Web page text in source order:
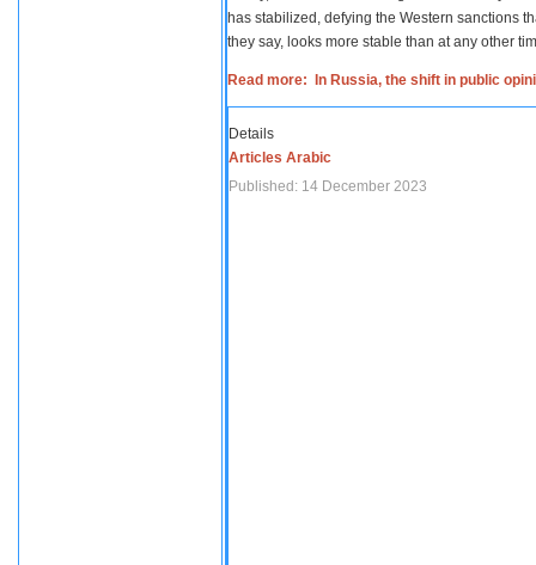
has stabilized, defying the Western sanctions
they say, looks more stable than at any other
Read more: In Russia, the shift in public
Details
Articles Arabic
Published: 14 December 2023